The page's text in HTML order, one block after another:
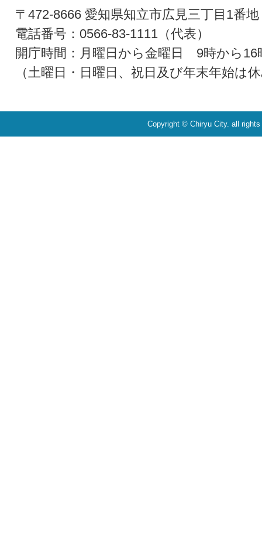
〒472-8666 愛知県知立市広見三丁目1番地
電話番号：0566-83-1111（代表）
開庁時間：月曜日から金曜日 9時から16
（土曜日・日曜日、祝日及び年末年始は
Copyright © Chiryu City. all rights